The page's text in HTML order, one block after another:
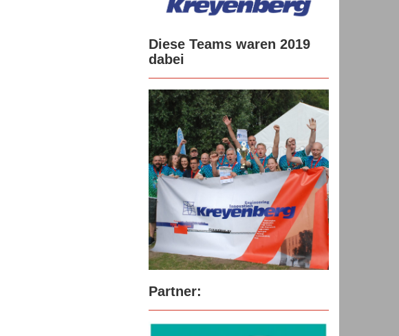
Diese Teams waren 2019
dabei
Partner: